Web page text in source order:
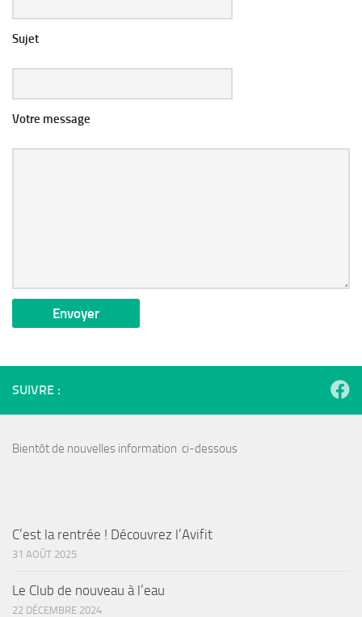
Sujet
Votre message
SUIVRE :
Bientôt de nouvelles information ci-dessous
C’est la rentrée ! Découvrez l’Avifit
31 AOÛT 2025
Le Club de nouveau à l’eau
22 DÉCEMBRE 2024